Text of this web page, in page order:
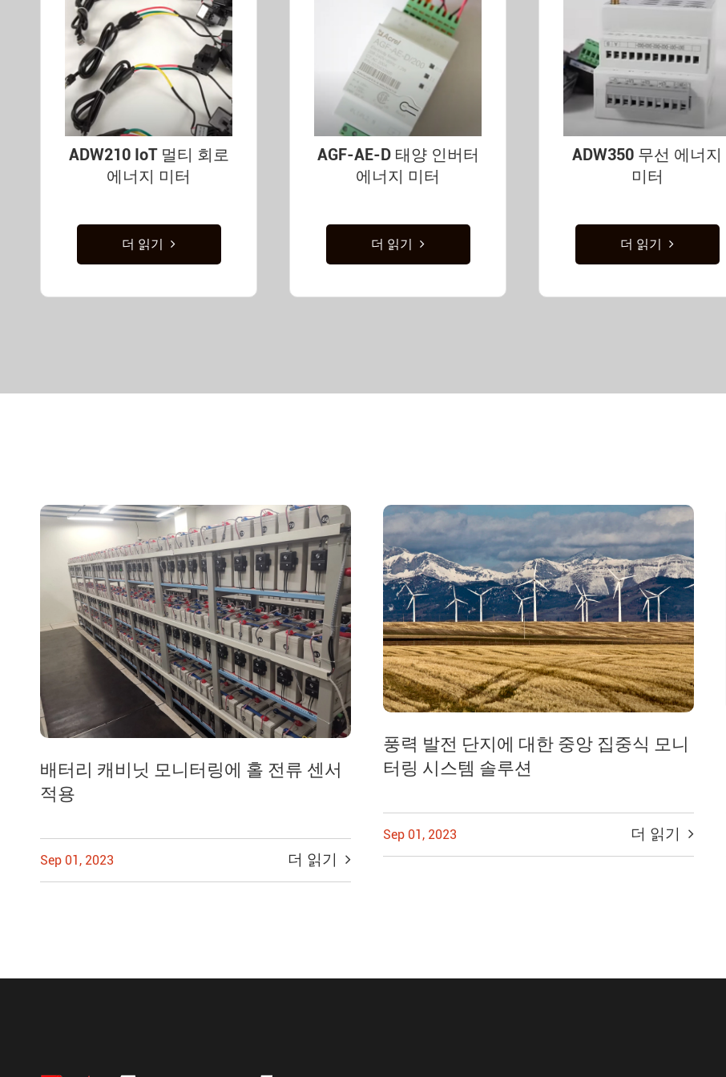
ADW210 IoT 멀티 회로
에너지 미터
더 읽기
AGF-AE-D 태양 인버터
에너지 미터
더 읽기
ADW350 무선 에너지
미터
더 읽기
배터리 캐비닛 모니터링에 홀 전류 센서
적용
Sep 01, 2023 더 읽기
풍력 발전 단지에 대한 중앙 집중식 모니
터링 시스템 솔루션
Sep 01, 2023 더 읽기